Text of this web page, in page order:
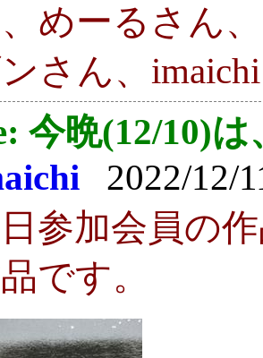
めーるさん
さん、
今晩(12/10)
2022/12/
参加会員の
です。